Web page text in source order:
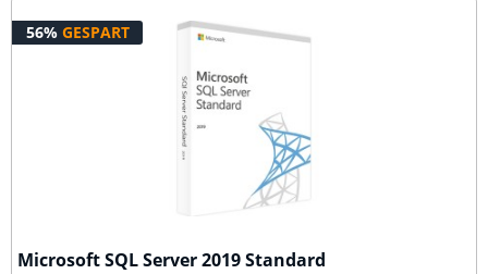
56% GESPART
Microsoft SQL Server 2019 Standard